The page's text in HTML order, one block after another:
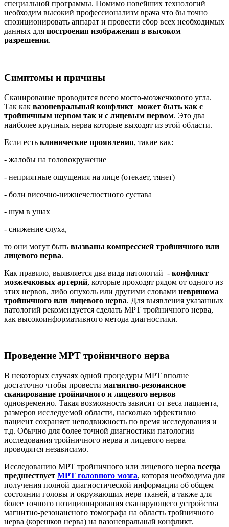
специальной программы. Помимо новейших технологий
необходим высокий профессионализм врача что бы точно
спозиционировать аппарат и провести сбор всех необходимых
данных для построения изображения в высоком
разрешении.
Симптомы и причины
Сканирование проводится всего мосто-мозжечкового угла.
Так как вазоневральный конфликт может быть как с
тройничным нервом так и с лицевым нервом. Это два
наиболее крупных нерва которые выходят из этой области.
Если есть клинические проявления, такие как:
- жалобы на головокружение
- неприятные ощущения на лице (отекает, тянет)
- боли височно-нижнечелюстного сустава
- шум в ушах
- снижение слуха,
то они могут быть вызваны компрессией тройничного или
лицевого нерва.
Как правило, выявляется два вида патологий - конфликт
мозжечковых артерий, которые проходят рядом от одного из
этих нервов, либо опухоль или другими словами невринома
тройничного или лицевого нерва. Для выявления указанных
патологий рекомендуется сделать МРТ тройничного нерва,
как высокоинформативного метода диагностики.
Проведение МРТ тройничного нерва
В некоторых случаях одной процедуры МРТ вполне
достаточно чтобы провести магнитно-резонансное
сканирование тройничного и лицевого нервов
одновременно. Такая возможность зависит от веса пациента,
размеров исследуемой области, насколько эффективно
пациент сохраняет неподвижность по время исследования и
т.д. Обычно для более точной диагностики патологии
исследования тройничного нерва и лицевого нерва
проводятся независимо.
Исследованию МРТ тройничного или лицевого нерва всегда
предшествует МРТ головного мозга, которая необходима для
получения полной диагностической информации об общем
состоянии головы и окружающих нерв тканей, а также для
более точного позиционирования сканирующего устройства
магнитно-резонансного томографа на область тройничного
нерва (корешков нерва) на вазоневральный конфликт.